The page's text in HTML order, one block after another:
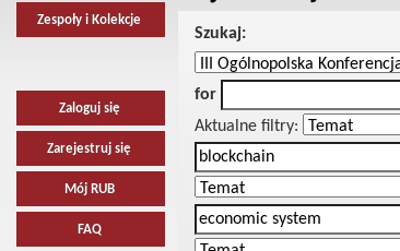
Zespoły i Kolekcje
Zaloguj się
Zarejestruj się
Mój RUB
FAQ
Szukaj:
for
Aktualne filtry: